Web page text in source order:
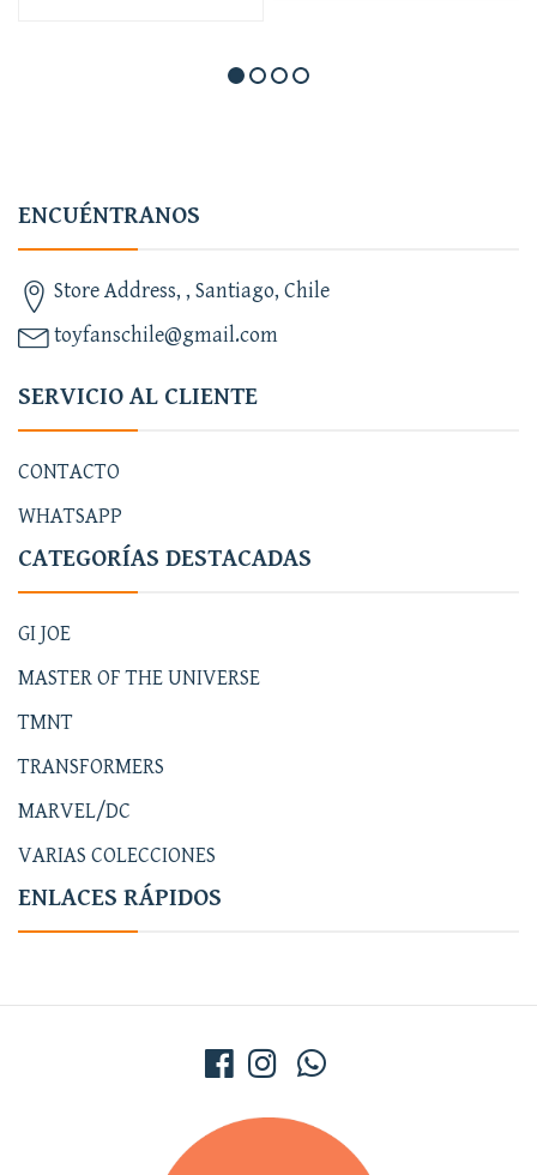
ENCUÉNTRANOS
Store Address, , Santiago, Chile
toyfanschile@gmail.com
SERVICIO AL CLIENTE
CONTACTO
WHATSAPP
CATEGORÍAS DESTACADAS
GI JOE
MASTER OF THE UNIVERSE
TMNT
TRANSFORMERS
MARVEL/DC
VARIAS COLECCIONES
ENLACES RÁPIDOS